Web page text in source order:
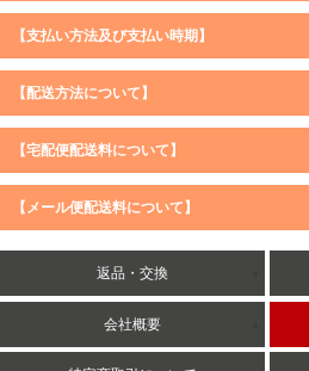
【支払い方法及び支払い時期】
【配送方法について】
【宅配便配送料について】
購入価格 ／ 地域 通常
5,900円（税込）未満
590円（税込）
【メール便配送料について】
5,900円（税込）以上
返品・交換
会社概要